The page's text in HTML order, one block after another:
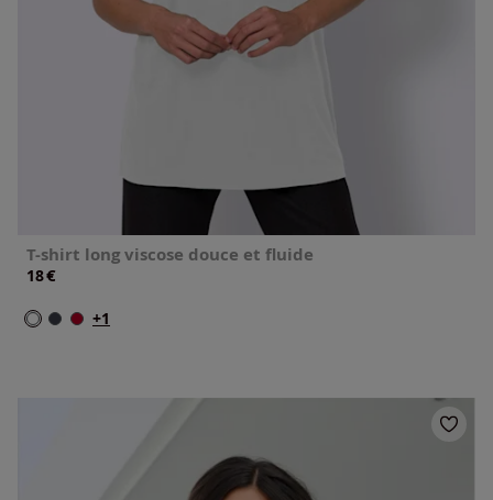
T-shirt long viscose douce et fluide
18€
+1